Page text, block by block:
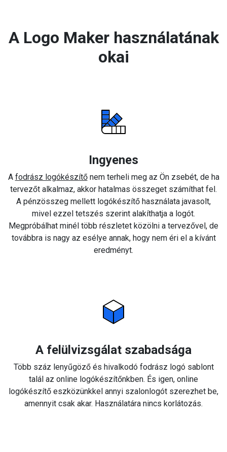
A Logo Maker használatának
okai
Ingyenes
A fodrász logókészítőnem terheli meg az Ön zsebét, de ha
tervezőt alkalmaz, akkor hatalmas összeget számíthat fel.
A pénzösszeg mellett logókészítő használata javasolt,
mivel ezzel tetszés szerint alakíthatja a logót.
Megpróbálhat minél több részletet közölni a tervezővel, de
továbbra is nagy az esélye annak, hogy nem éri el a kívánt
eredményt.
A felülvizsgálat szabadsága
Több száz lenyűgöző és hivalkodó fodrász logó sablont
talál az online logókészítőnkben. És igen, online
logókészítő eszközünkkel annyi szalonlogót szerezhet be,
amennyit csak akar. Használatára nincs korlátozás.